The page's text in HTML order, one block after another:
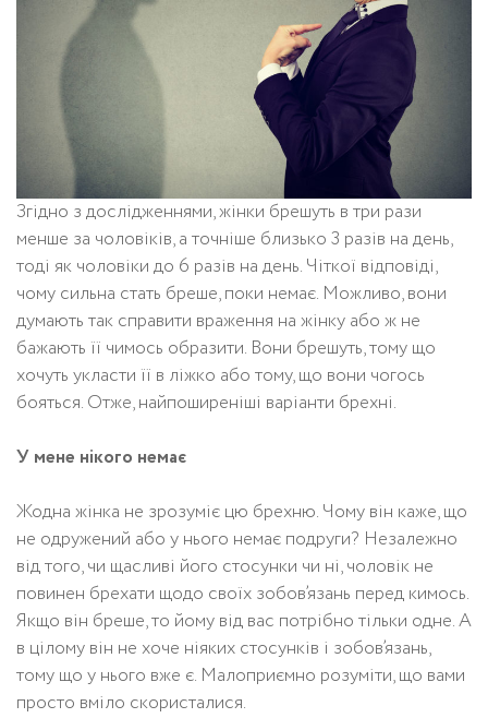
Згідно з дослідженнями, жінки брешуть в три рази
менше за чоловіків, а точніше близько 3 разів на день,
тоді як чоловіки до 6 разів на день. Чіткої відповіді,
чому сильна стать бреше, поки немає. Можливо, вони
думають так справити враження на жінку або ж не
бажають її чимось образити. Вони брешуть, тому що
хочуть укласти її в ліжко або тому, що вони чогось
бояться. Отже, найпоширеніші варіанти брехні.
У мене нікого немає
Жодна жінка не зрозуміє цю брехню. Чому він каже, що
не одружений або у нього немає подруги? Незалежно
від того, чи щасливі його стосунки чи ні, чоловік не
повинен брехати щодо своїх зобов’язань перед кимось.
Якщо він бреше, то йому від вас потрібно тільки одне. А
в цілому він не хоче ніяких стосунків і зобов’язань,
тому що у нього вже є. Малоприємно розуміти, що вами
просто вміло скористалися.